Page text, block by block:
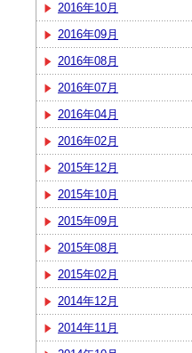
2016年10月
2016年09月
2016年08月
2016年07月
2016年04月
2016年02月
2015年12月
2015年10月
2015年09月
2015年08月
2015年02月
2014年12月
2014年11月